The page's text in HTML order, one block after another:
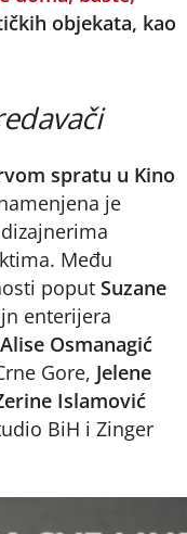
objekata, kao
spratu u Kino
je
Među
poput Suzane
enterijera
Alise Osmanagić
Gore, Jelene
Islamović
BiH i Zinger